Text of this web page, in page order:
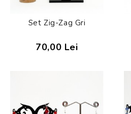
Set Zig-Zag Gri
70,00 Lei